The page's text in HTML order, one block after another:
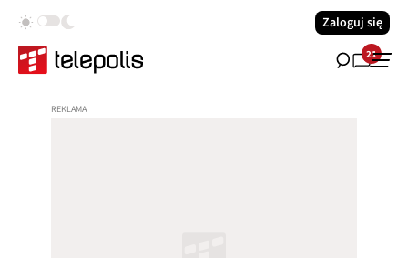
Zaloguj się
21